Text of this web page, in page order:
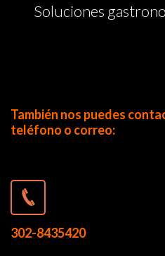
Soluciones
También nos puedes
teléfono o correo:
302-8435420